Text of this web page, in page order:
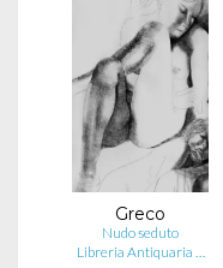
Greco
Nudo seduto
Libreria Antiquaria …